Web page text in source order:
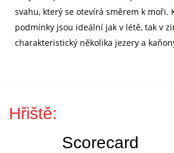
svahu, který se otevírá směrem k moři.
podmínky jsou ideální jak v létě, tak v
charakteristický několika jezery a
Hřiště:
Scorecard